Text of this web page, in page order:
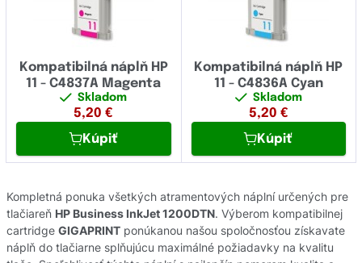
Kompatibilná náplň HP
11 - C4837A Magenta
Skladom
5,20 €
Kúpiť
Kompatibilná náplň HP
11 - C4836A Cyan
Skladom
5,20 €
Kúpiť
Kompletná ponuka všetkých atramentových náplní určených pre
tlačiareň HP Business InkJet 1200DTN. Výberom kompatibilnej
cartridge GIGAPRINT ponúkanou našou spoločnosťou získavate
náplň do tlačiarne splňujúcu maximálné požiadavky na kvalitu